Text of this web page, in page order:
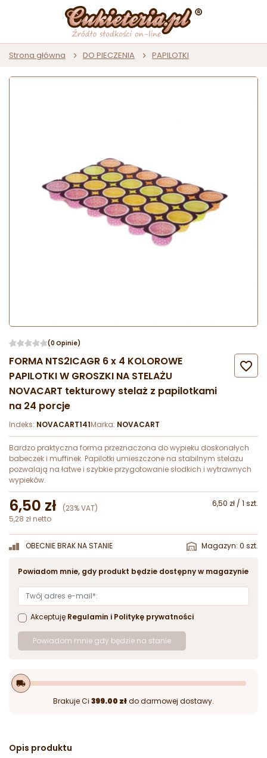
Strona główna DO PIECZENIA PAPILOTKI
(0 Opinie)
FORMA NTS2ICAGR 6 x 4 KOLOROWE
PAPILOTKI W GROSZKI NA STELAŻU
NOVACART tekturowy stelaż z papilotkami
na 24 porcje

Indeks: NOVACART141Marka: NOVACART
Bardzo praktyczna forma przeznaczona do wypieku doskonałych
babeczek i muffinek. Papilotki umieszczone na stabilnym stelażu
pozwalają na łatwe i szybkie przygotowanie słodkich i wytrawnych
wypieków.
6,50 zł (23% VAT)
6,50 zł / 1 szt.
5,28 zł netto
OBECNIE BRAK NA STANIE Magazyn: 0 szt.
Powiadom mnie, gdy produkt będzie dostępny w magazynie
Akceptuję Regulamin i Politykę prywatności
Powiadom mnie gdy będzie na stanie
local_shipping
Brakuje Ci 399.00 złdo darmowej dostawy.
Opis produktu